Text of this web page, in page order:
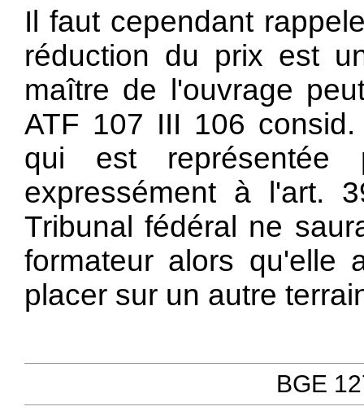
Il faut cependant
réduction du prix est
maître de l'ouvrage
ATF 107 III 106
qui est
expressément à l'art.
Tribunal fédéral ne
formateur alors qu'elle
placer sur un autre
BGE